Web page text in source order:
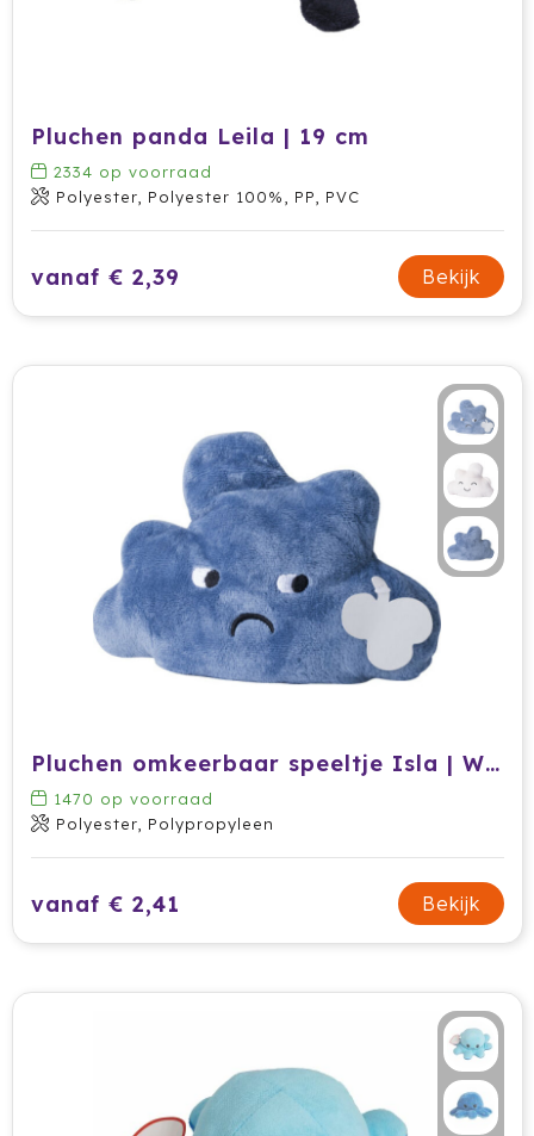
Pluchen panda Leila | 19 cm
2334 op voorraad
Polyester, Polyester 100%, PP, PVC
vanaf € 2,39 Bekijk
Pluchen omkeerbaar speeltje Isla | Wolkvorm
1470 op voorraad
Polyester, Polypropyleen
vanaf € 2,41 Bekijk